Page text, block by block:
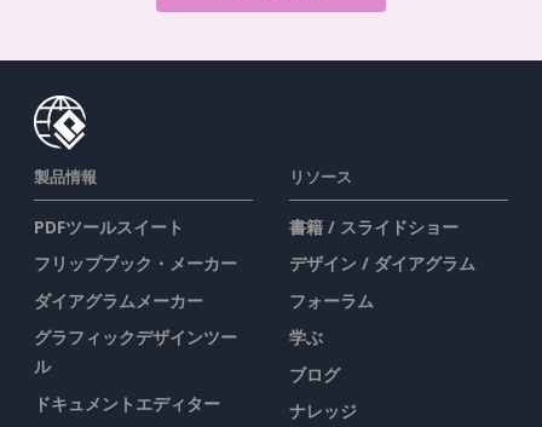
製品情報
PDFツールスイート
フリップブック・メーカー
ダイアグラムメーカー
グラフィックデザインツー
ル
ドキュメントエディター
リソース
書籍 / スライドショー
デザイン / ダイアグラム
フォーラム
学ぶ
ブログ
ナレッジ